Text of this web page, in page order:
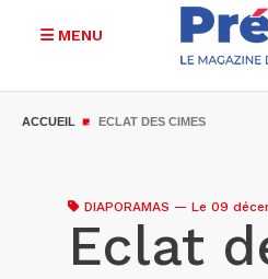
MENU
ACCUEIL ECLAT DES CIMES
DIAPORAMAS — Le 09
Eclat